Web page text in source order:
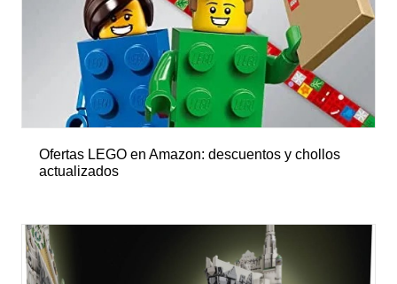
Ofertas LEGO en Amazon: descuentos y chollos
actualizados